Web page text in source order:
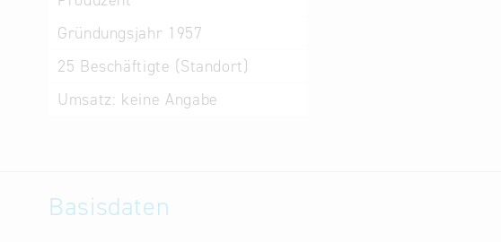
Gründungsjahr 1957
25 Beschäftigte (Standort)
Umsatz: keine Angabe
Basisdaten